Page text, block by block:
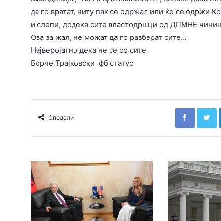
да го вратат, ниту пак се одржал или ќе се одржи
и слепи, додека сите властодршци од ДПМНЕ
Ова за жал, не можат да го разберат сите…
Најверојатно дека не се со сите.
Борче Трајковски фб статус
Сподели